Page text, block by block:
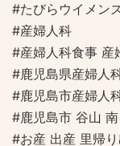
#たびらウイメン
#産婦人科
#産婦人科食事 産
#鹿児島県産婦人
#鹿児島市産婦人
#鹿児島市 谷山
#お産 出産 里帰